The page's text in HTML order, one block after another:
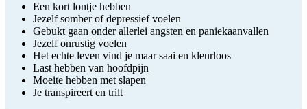
Een kort lontje hebben
Jezelf somber of depressief voelen
Gebukt gaan onder allerlei angsten en paniekaanvallen
Jezelf onrustig voelen
Het echte leven vind je maar saai en kleurloos
Last hebben van hoofdpijn
Moeite hebben met slapen
Je transpireert en trilt